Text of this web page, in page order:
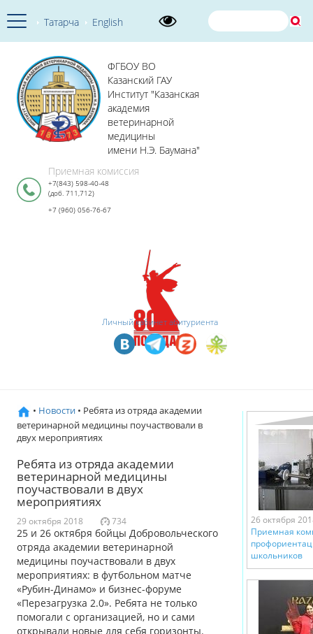
Татарча English
ФГБОУ ВО
Казанский ГАУ
Институт "Казанская
академия
ветеринарной
медицины
имени Н.Э. Баумана"
Приемная комиссия
+7(843) 598-40-48
(доб. 711,712)
+7 (960) 056-76-67
Личный кабинет абитуриента
• Новости • Ребята из отряда академии
ветеринарной медицины поучаствовали в
двух мероприятиях
Ребята из отряда академии
ветеринарной медицины
поучаствовали в двух
мероприятиях
29 октября 2018 734
25 и 26 октября бойцы Добровольческого
отряда академии ветеринарной
медицины поучаствовали в двух
мероприятиях: в футбольном матче
«Рубин-Динамо» и бизнес-форуме
«Перезагрузка 2.0». Ребята не только
помогали с организацией, но и сами
открывали новые для себя горизонты.
26 октября
Приемная
школьников